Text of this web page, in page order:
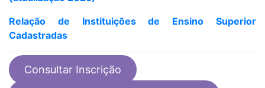
Relação de Instituições de Ensino Superior
Cadastradas
Consultar Inscrição